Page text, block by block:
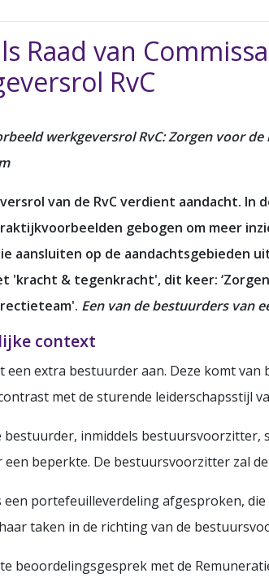
Raad van
RvC
werkgeversrol RvC: Zorgen voor
van de RvC verdient aandacht.
gebogen om meer
aansluiten op de aandachtsgebieden
'kracht & tegenkracht', dit keer:
Een van de bestuurders van
context
een extra bestuurder aan. Deze komt
met de sturende leiderschapsstijl
bestuurder, inmiddels bestuursvoorzitter,
een beperkte. De bestuursvoorzitter zal
een portefeuilleverdeling afgesproken,
taken in de richting van de
beoordelingsgesprek met de